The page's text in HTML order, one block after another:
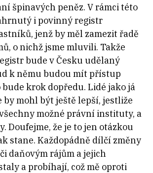
špinavých peněz. V rámci této
i povinný registr
jenž by měl zamezit řadě
o nichž jsme mluvili. Takže
bude v Česku udělaný
k němu budou mít přístup
krok dopředu. Lidé jako já
by mohl být ještě lepší, jestliže
možné právní instituty, a
Doufejme, že je to jen otázkou
stane. Každopádně dílčí změny
daňovým rájům a jejich
a probíhají, což mě oproti